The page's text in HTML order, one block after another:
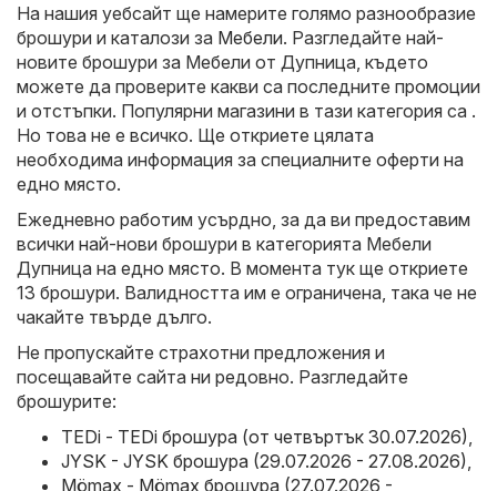
На нашия уебсайт ще намерите голямо разнообразие
брошури и каталози за Мебели. Разгледайте най-
новите брошури за Мебели от Дупница, където
можете да проверите какви са последните промоции
и отстъпки. Популярни магазини в тази категория са .
Но това не е всичко. Ще откриете цялата
необходима информация за специалните оферти на
едно място.
Ежедневно работим усърдно, за да ви предоставим
всички най-нови брошури в категорията Мебели
Дупница на едно място. В момента тук ще откриете
13 брошури. Валидността им е ограничена, така че не
чакайте твърде дълго.
Не пропускайте страхотни предложения и
посещавайте сайта ни редовно. Разгледайте
брошурите:
TEDi - TEDi брошура (от четвъртък 30.07.2026)
JYSK - JYSK брошура (29.07.2026 - 27.08.2026)
Mömax - Mömax брошура (27.07.2026 -